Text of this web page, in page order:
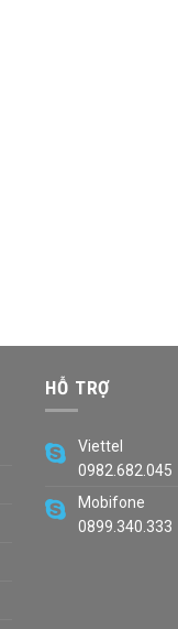
HỖ TRỢ
Viettel
0982.682.045
Mobifone
0899.340.333